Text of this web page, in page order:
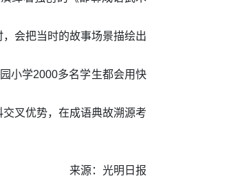
会把当时的故事场景描绘出
小学2000多名学生都会用快
叉优势，在成语典故溯源考
来源：光明日报